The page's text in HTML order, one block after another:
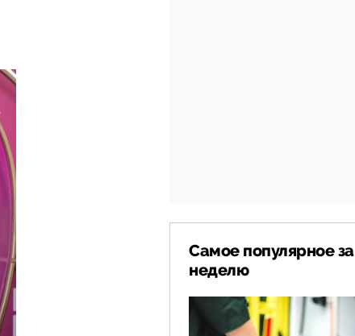
Самое популярное за
неделю